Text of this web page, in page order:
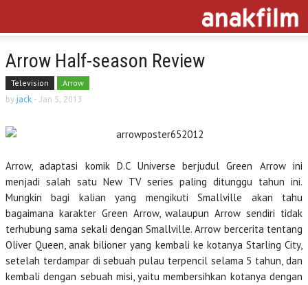
Arrow Half-season Review
Television Arrow
by jack - Jan 5, 2013
Arrow, adaptasi komik D.C Universe berjudul Green Arrow ini
menjadi salah satu New TV series paling ditunggu tahun ini.
Mungkin bagi kalian yang mengikuti Smallville akan tahu
bagaimana karakter Green Arrow, walaupun Arrow sendiri tidak
terhubung sama sekali dengan Smallville. Arrow bercerita tentang
Oliver Queen, anak bilioner yang kembali ke kotanya Starling City,
setelah terdampar di sebuah pulau terpencil selama 5 tahun, dan
kembali dengan sebuah misi, yaitu membersihkan kotanya dengan